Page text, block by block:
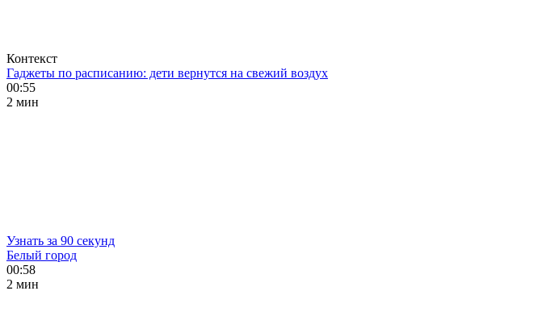
Контекст
Гаджеты по расписанию: дети вернутся на свежий воздух
00:55
2 мин
Узнать за 90 секунд
Белый город
00:58
2 мин